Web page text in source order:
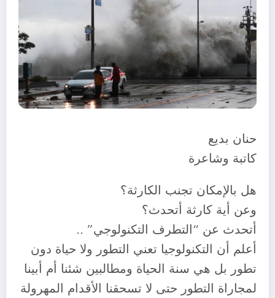
حنان بديع
كاتبة وشاعرة
هل بالإمكان تجنب الكارثة؟
وعن أية كارثة أتحدث؟
أتحدث عن “التطرف التكنولوجي” ..
أعلم أن التكنولوجيا تعني التطور ولا حياة دون
تطور بل هي سنة الحياة ومطالبين شئنا أم أبينا
لمجاراة التطور حتى لا تسحقنا الأقدام المهرولة